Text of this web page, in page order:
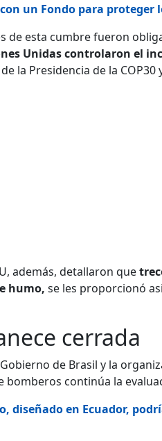
un Fondo para proteger
de esta cumbre fueron
Unidas controlaron el
la Presidencia de la
además, detallaron que
humo, se les proporcionó
cerrada
de Brasil y la
bomberos continúa la
diseñado en Ecuador,